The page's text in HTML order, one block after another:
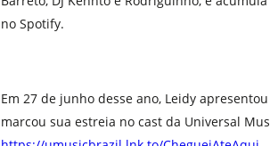
no Spotify.
Em 27 de junho desse ano, Leidy
marcou sua estreia no cast da Universal